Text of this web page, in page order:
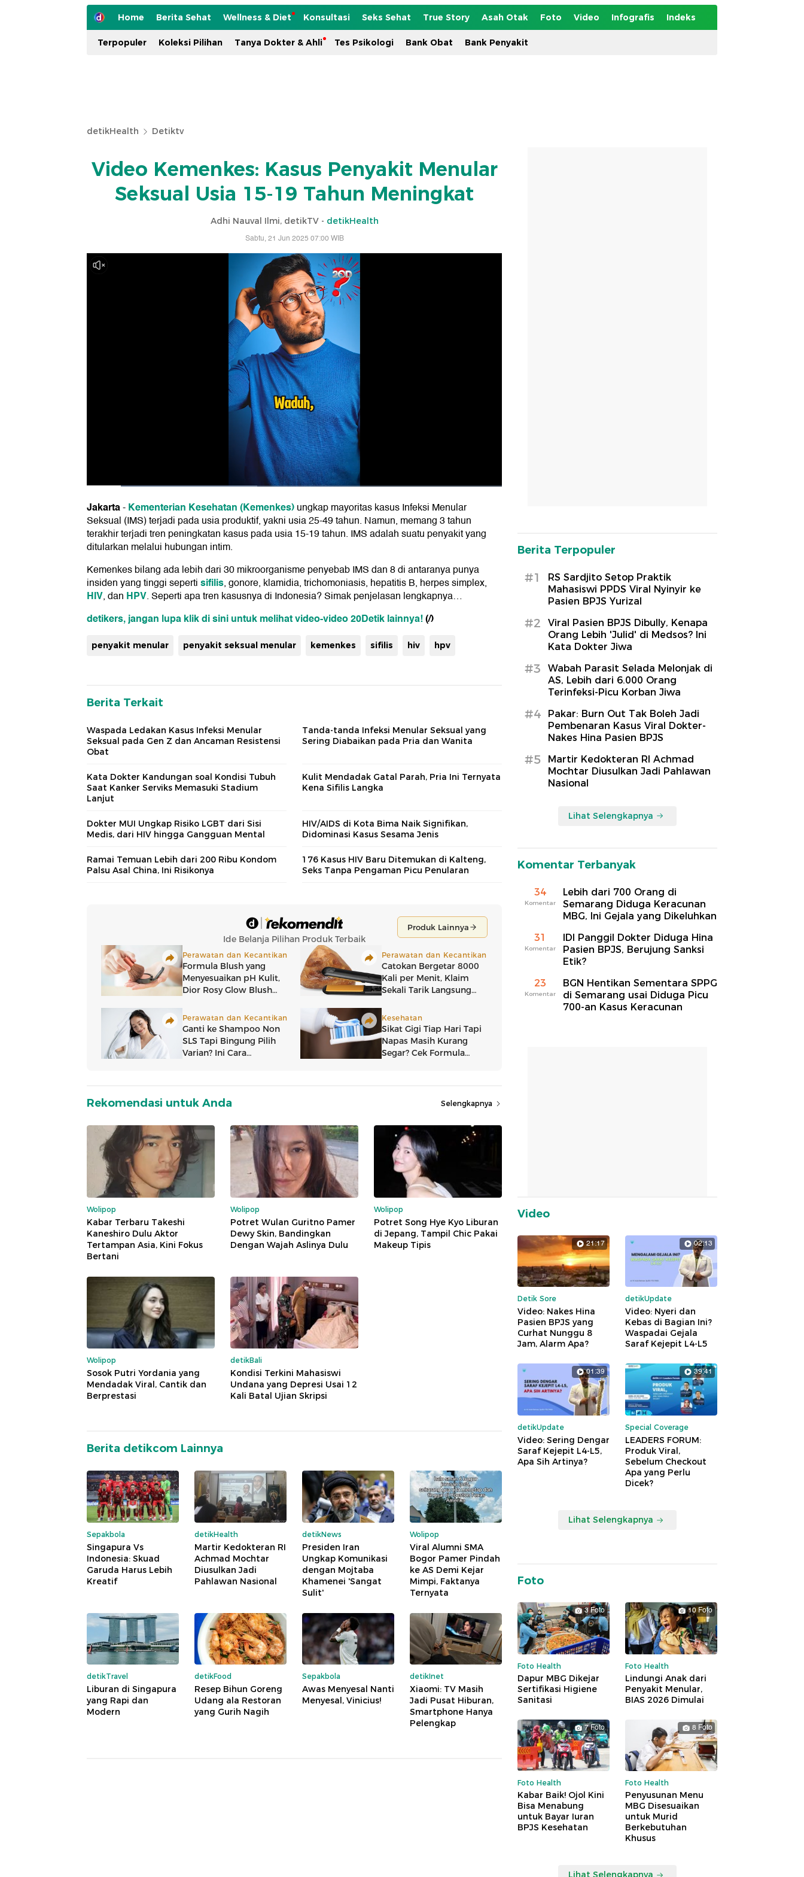
Home Berita Sehat Wellness & Diet Konsultasi Seks Sehat True Story Asah Otak Foto Video Infografis Indeks
Terpopuler Koleksi Pilihan Tanya Dokter & Ahli Tes Psikologi Bank Obat Bank Penyakit
detikHealth Detiktv
Video Kemenkes: Kasus Penyakit Menular
Seksual Usia 15-19 Tahun Meningkat
Adhi Nauval Ilmi, detikTV - detikHealth
Sabtu, 21 Jun 2025 07:00 WIB
Jakarta-Kementerian Kesehatan (Kemenkes)ungkap mayoritas kasus Infeksi Menular
Seksual (IMS) terjadi pada usia produktif, yakni usia 25-49 tahun. Namun, memang 3 tahun
terakhir terjadi tren peningkatan kasus pada usia 15-19 tahun. IMS adalah suatu penyakit yang
ditularkan melalui hubungan intim.
Kemenkes bilang ada lebih dari 30 mikroorganisme penyebab IMS dan 8 di antaranya punya
insiden yang tinggi sepertisifilis, gonore, klamidia, trichomoniasis, hepatitis B, herpes simplex,
HIV, dan HPV. Seperti apa tren kasusnya di Indonesia? Simak penjelasan lengkapnya…
detikers, jangan lupa klik di sini untuk melihat video-video 20Detik lainnya!(/)
penyakit menular penyakit seksual menular kemenkes sifilis hiv hpv
Berita Terkait
Waspada Ledakan Kasus Infeksi Menular
Seksual pada Gen Z dan Ancaman Resistensi
Obat
Tanda-tanda Infeksi Menular Seksual yang
Sering Diabaikan pada Pria dan Wanita
Kata Dokter Kandungan soal Kondisi Tubuh
Saat Kanker Serviks Memasuki Stadium
Lanjut
Kulit Mendadak Gatal Parah, Pria Ini Ternyata
Kena Sifilis Langka
Dokter MUI Ungkap Risiko LGBT dari Sisi
Medis, dari HIV hingga Gangguan Mental
HIV/AIDS di Kota Bima Naik Signifikan,
Didominasi Kasus Sesama Jenis
Ramai Temuan Lebih dari 200 Ribu Kondom
Palsu Asal China, Ini Risikonya
176 Kasus HIV Baru Ditemukan di Kalteng,
Seks Tanpa Pengaman Picu Penularan
Rekomendasi untuk Anda Selengkapnya
Wolipop
Kabar Terbaru Takeshi
Kaneshiro Dulu Aktor
Tertampan Asia, Kini Fokus
Bertani
Wolipop
Potret Wulan Guritno Pamer
Dewy Skin, Bandingkan
Dengan Wajah Aslinya Dulu
Wolipop
Potret Song Hye Kyo Liburan
di Jepang, Tampil Chic Pakai
Makeup Tipis
Wolipop
Sosok Putri Yordania yang
Mendadak Viral, Cantik dan
Berprestasi
detikBali
Kondisi Terkini Mahasiswi
Undana yang Depresi Usai 12
Kali Batal Ujian Skripsi
Berita detikcom Lainnya
Sepakbola
Singapura Vs
Indonesia: Skuad
Garuda Harus Lebih
Kreatif
detikHealth
Martir Kedokteran RI
Achmad Mochtar
Diusulkan Jadi
Pahlawan Nasional
detikNews
Presiden Iran
Ungkap Komunikasi
dengan Mojtaba
Khamenei 'Sangat
Sulit'
Wolipop
Viral Alumni SMA
Bogor Pamer Pindah
ke AS Demi Kejar
Mimpi, Faktanya
Ternyata
detikTravel
Liburan di Singapura
yang Rapi dan
Modern
detikFood
Resep Bihun Goreng
Udang ala Restoran
yang Gurih Nagih
Sepakbola
Awas Menyesal Nanti
Menyesal, Vinicius!
detikInet
Xiaomi: TV Masih
Jadi Pusat Hiburan,
Smartphone Hanya
Pelengkap
Berita Terpopuler
#1
RS Sardjito Setop Praktik
Mahasiswi PPDS Viral Nyinyir ke
Pasien BPJS Yurizal
#2
Viral Pasien BPJS Dibully, Kenapa
Orang Lebih 'Julid' di Medsos? Ini
Kata Dokter Jiwa
#3
Wabah Parasit Selada Melonjak di
AS, Lebih dari 6.000 Orang
Terinfeksi-Picu Korban Jiwa
#4
Pakar: Burn Out Tak Boleh Jadi
Pembenaran Kasus Viral Dokter-
Nakes Hina Pasien BPJS
#5
Martir Kedokteran RI Achmad
Mochtar Diusulkan Jadi Pahlawan
Nasional
Lihat Selengkapnya
Komentar Terbanyak
34
Komentar
Lebih dari 700 Orang di
Semarang Diduga Keracunan
MBG, Ini Gejala yang Dikeluhkan
31
Komentar
IDI Panggil Dokter Diduga Hina
Pasien BPJS, Berujung Sanksi
Etik?
23
Komentar
BGN Hentikan Sementara SPPG
di Semarang usai Diduga Picu
700-an Kasus Keracunan
Video
21:17
Detik Sore
Video: Nakes Hina
Pasien BPJS yang
Curhat Nunggu 8
Jam, Alarm Apa?
02:13
detikUpdate
Video: Nyeri dan
Kebas di Bagian Ini?
Waspadai Gejala
Saraf Kejepit L4-L5
01:39
detikUpdate
Video: Sering Dengar
Saraf Kejepit L4-L5,
Apa Sih Artinya?
39:41
Special Coverage
LEADERS FORUM:
Produk Viral,
Sebelum Checkout
Apa yang Perlu
Dicek?
Lihat Selengkapnya
Foto
3 Foto
Foto Health
Dapur MBG Dikejar
Sertifikasi Higiene
Sanitasi
10 Foto
Foto Health
Lindungi Anak dari
Penyakit Menular,
BIAS 2026 Dimulai
7 Foto
Foto Health
Kabar Baik! Ojol Kini
Bisa Menabung
untuk Bayar Iuran
BPJS Kesehatan
8 Foto
Foto Health
Penyusunan Menu
MBG Disesuaikan
untuk Murid
Berkebutuhan
Khusus
Lihat Selengkapnya